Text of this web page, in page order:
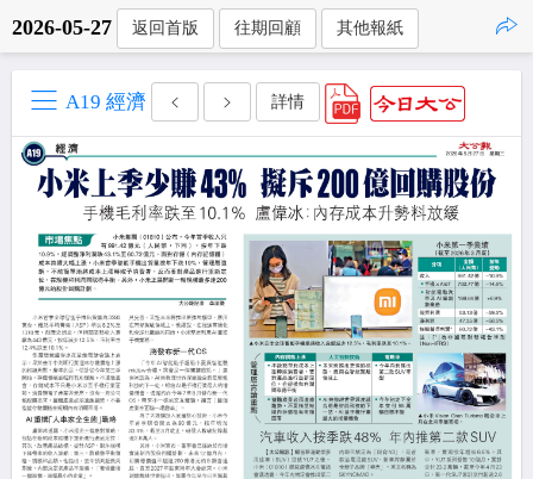
2026-05-27 返回首版 往期回顧 其他報紙
A19 經濟 詳情